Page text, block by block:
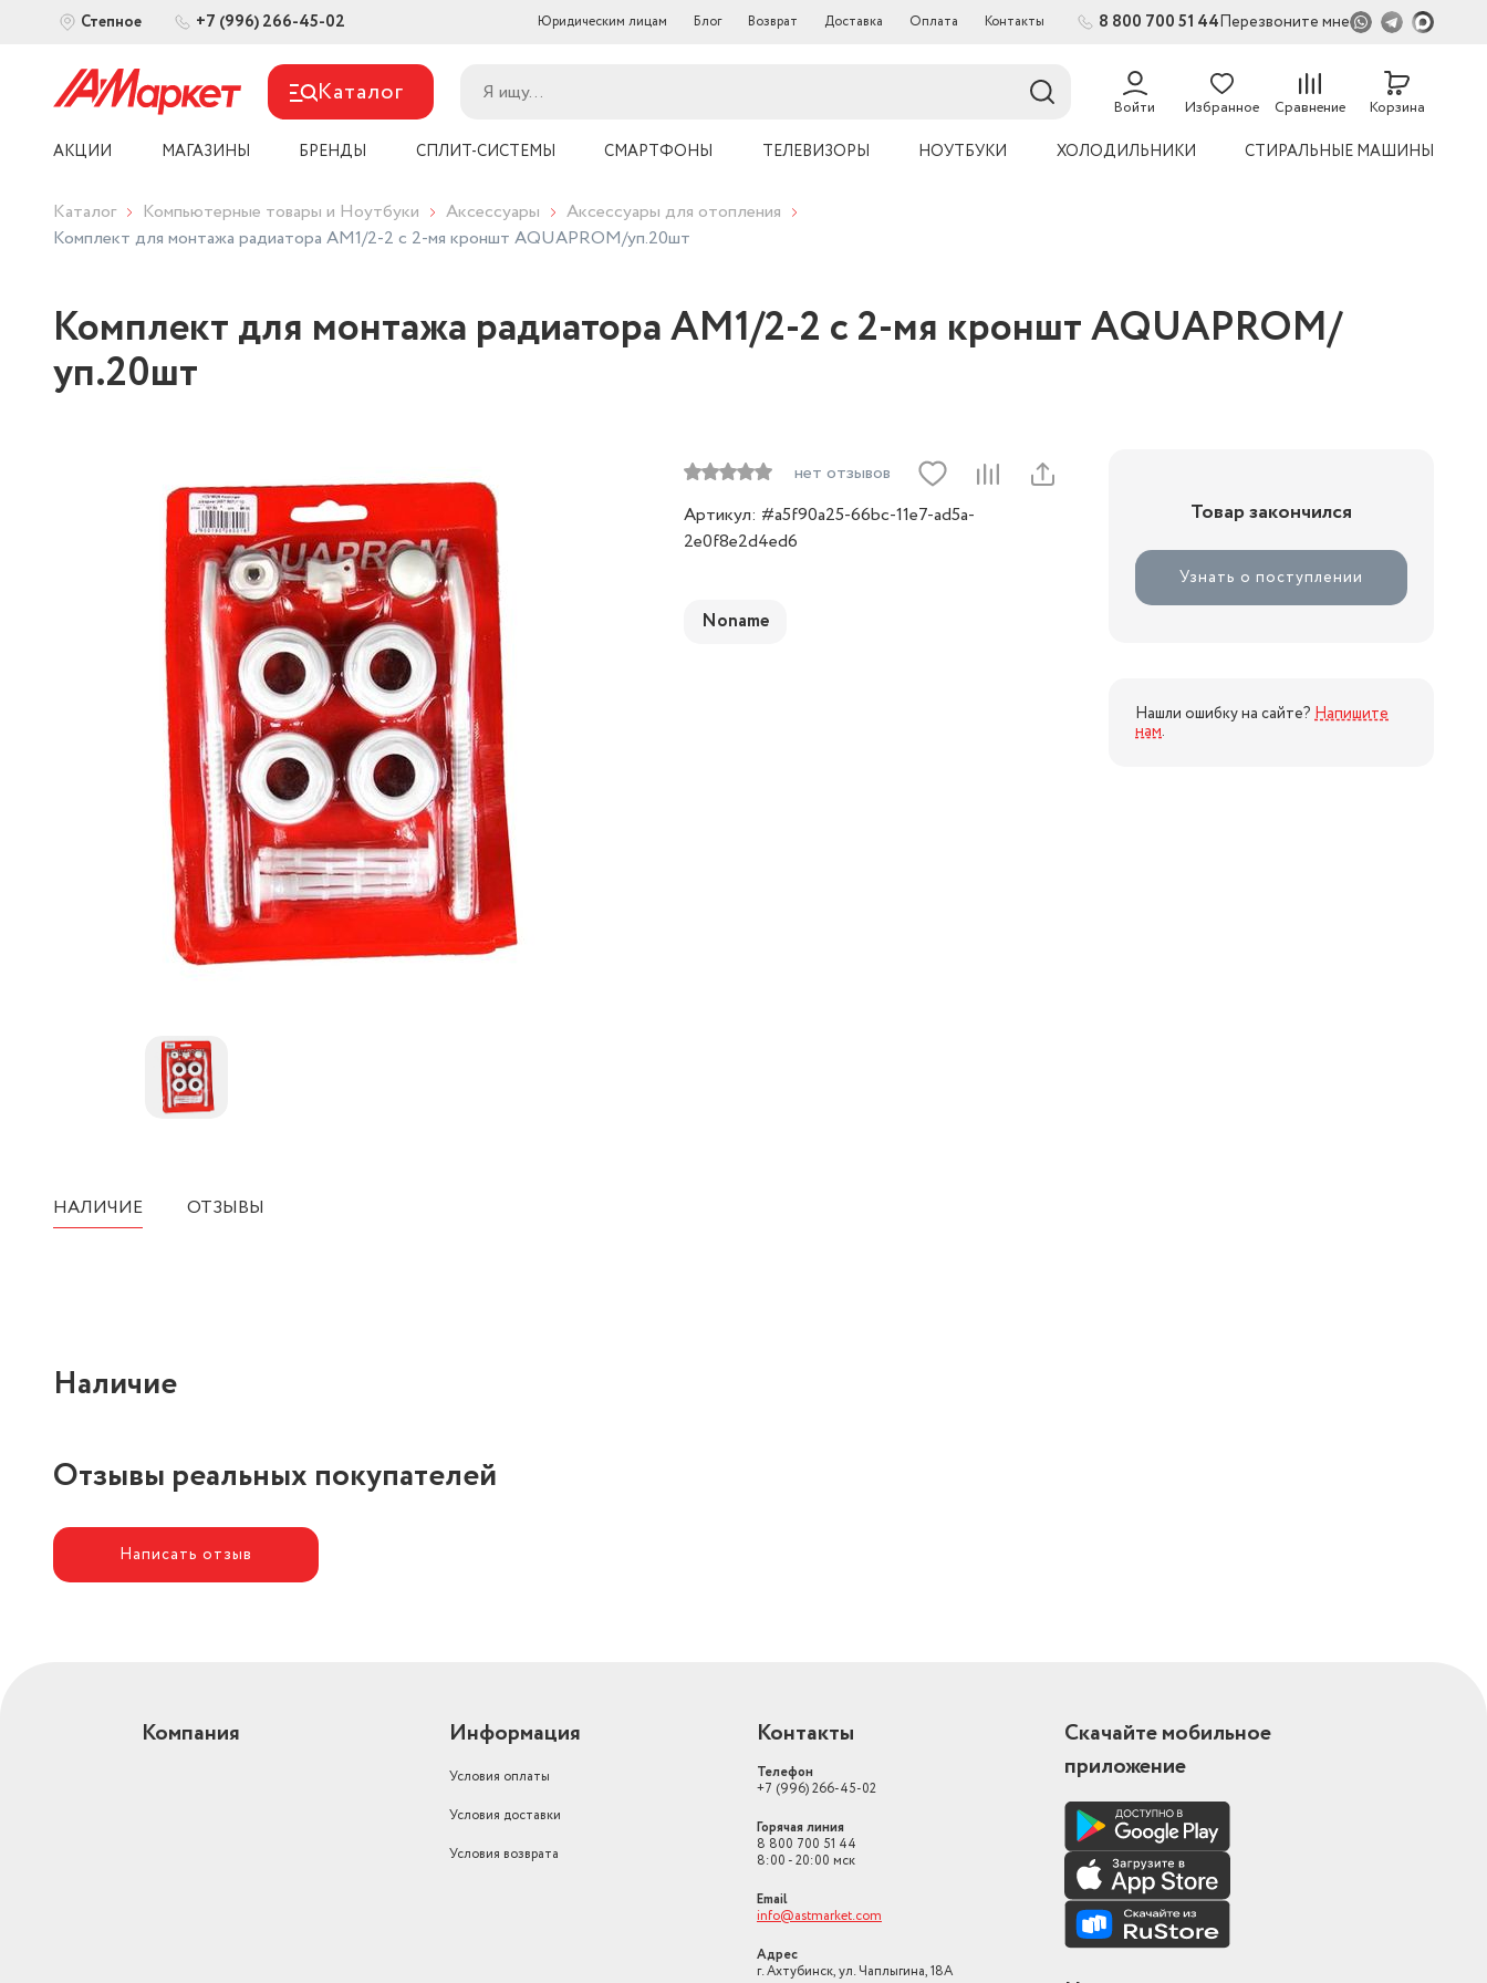
Степное +7 (996) 266-45-02 Юридическим лицам Блог Возврат Доставка Оплата Контакты 8 800 700 51 44Перезвоните мне
Каталог Войти Избранное Сравнение
54
Корзина
АКЦИИ МАГАЗИНЫ БРЕНДЫ СПЛИТ-СИСТЕМЫ СМАРТФОНЫ ТЕЛЕВИЗОРЫ НОУТБУКИ ХОЛОДИЛЬНИКИ СТИРАЛЬНЫЕ МАШИНЫ
Каталог Компьютерные товары и Ноутбуки Аксессуары
Аксессуары для отопления
Комплект для монтажа радиатора AM1/2-2 с 2-мя кроншт AQUАPROM/уп.20шт
Комплект для монтажа радиатора AM1/2-2 с 2-мя кроншт AQUАPROM/
уп.20шт
нет отзывов
Артикул: #a5f90a25-66bc-11e7-ad5a-
2e0f8e2d4ed6
Noname
Товар закончился
Узнать о поступлении
Нашли ошибку на сайте? Напишите
нам.
НАЛИЧИЕ ОТЗЫВЫ
Наличие
Отзывы реальных покупателей
Написать отзыв
Компания Информация
Условия оплаты
Условия доставки
Условия возврата
Контакты
Телефон
+7 (996) 266-45-02
Горячая линия
8 800 700 51 44
8:00 - 20:00 мск
Email
info@astmarket.com
Адрес
г. Ахтубинск, ул. Чаплыгина, 18А
Скачайте мобильное
приложение